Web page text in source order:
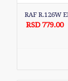
RAF R.126W
RSD 779.00